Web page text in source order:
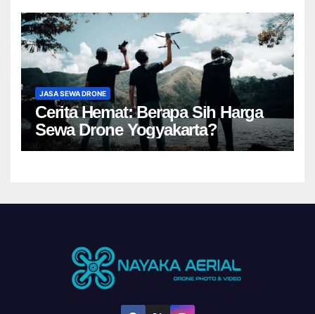
JASA SEWA DRONE
Cerita Hemat: Berapa Sih Harga
Sewa Drone Yogyakarta?